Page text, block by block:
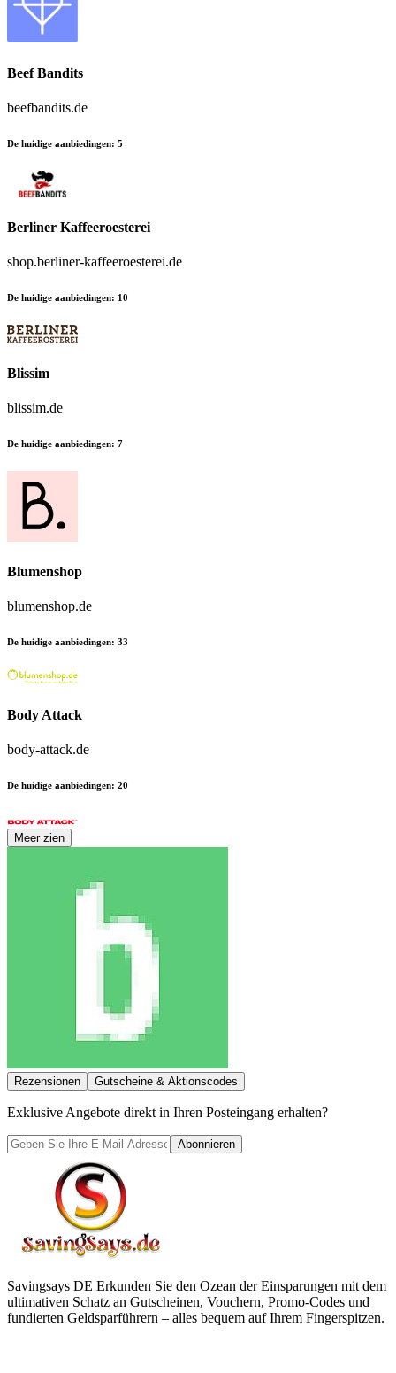
Beef Bandits
beefbandits.de
De huidige aanbiedingen: 5
Berliner Kaffeeroesterei
shop.berliner-kaffeeroesterei.de
De huidige aanbiedingen: 10
Blissim
blissim.de
De huidige aanbiedingen: 7
Blumenshop
blumenshop.de
De huidige aanbiedingen: 33
Body Attack
body-attack.de
De huidige aanbiedingen: 20
Meer zien
Rezensionen Gutscheine & Aktionscodes
Exklusive Angebote direkt in Ihren Posteingang erhalten?
Abonnieren
Savingsays DE Erkunden Sie den Ozean der Einsparungen mit dem
ultimativen Schatz an Gutscheinen, Vouchern, Promo-Codes und
fundierten Geldsparführern – alles bequem auf Ihrem Fingerspitzen.